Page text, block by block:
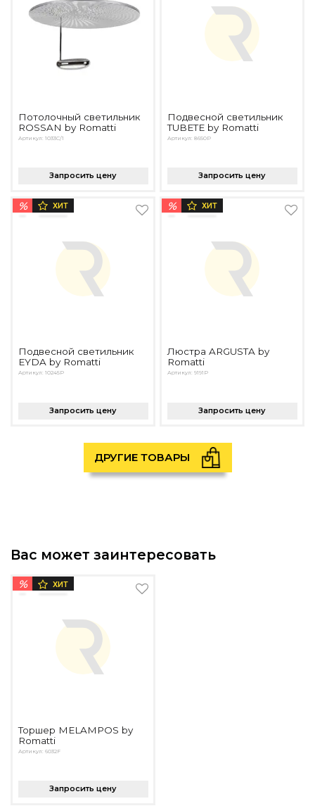
Потолочный светильник
ROSSAN by Romatti
Артикул: 1033C/1
Запросить цену
Подвесной светильник
TUBETE by Romatti
Артикул: 8650P
Запросить цену
% ХИТ
Подвесной светильник
EYDA by Romatti
Артикул: 10245P
Запросить цену
% ХИТ
Люстра ARGUSTA by
Romatti
Артикул: 9191P
Запросить цену
ДРУГИЕ ТОВАРЫ
Вас может заинтересовать
% ХИТ
Торшер MELAMPOS by
Romatti
Артикул: 6032F
Запросить цену